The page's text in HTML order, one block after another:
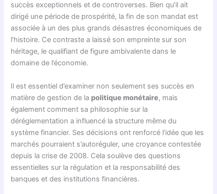
succès exceptionnels et de controverses. Bien qu’il ait
dirigé une période de prospérité, la fin de son mandat est
associée à un des plus grands désastres économiques de
l’histoire. Ce contraste a laissé son empreinte sur son
héritage, le qualifiant de figure ambivalente dans le
domaine de l’économie.
Il est essentiel d’examiner non seulement ses succès en
matière de gestion de la politique monétaire, mais
également comment sa philosophie sur la
déréglementation a influencé la structure même du
système financier. Ses décisions ont renforcé l’idée que les
marchés pourraient s’autoréguler, une croyance contestée
depuis la crise de 2008. Cela soulève des questions
essentielles sur la régulation et la responsabilité des
banques et des institutions financières.